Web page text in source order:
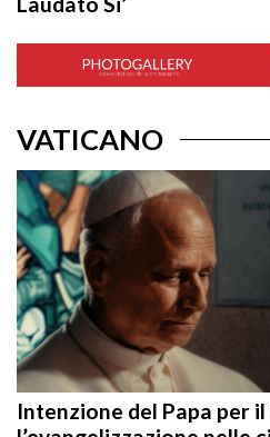
Intenzione del Papa per
l’evangelizzazione nelle